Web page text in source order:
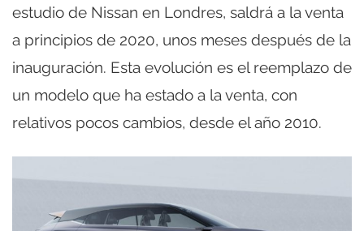
estudio de Nissan en Londres, saldrá a la venta
a principios de 2020, unos meses después de la
inauguración. Esta evolución es el reemplazo de
un modelo que ha estado a la venta, con
relativos pocos cambios, desde el año 2010.